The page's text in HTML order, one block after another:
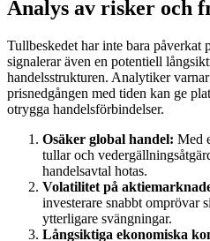
Analys av risker och
Tullbeskedet har inte bara påverkat
signalerar även en potentiell
handelsstrukturen. Analytiker
prisnedgången med tiden kan ge
otrygga handelsförbindelser.
Osäker global handel: Med
tullar och
handelsavtal hotas.
Volatilitet på
investerare snabbt omprövar
ytterligare svängningar.
Långsiktiga ekonomiska